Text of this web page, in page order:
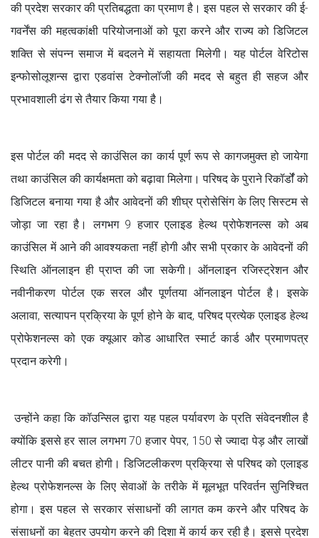
की प्रदेश सरकार की प्रतिबद्धता का प्रमाण है। इस पहल से सरकार की ई-
गवर्नेंस की महत्वकांक्षी परियोजनाओं को पूरा करने और राज्य को डिजिटल
शक्ति से संपन्न समाज में बदलने में सहायता मिलेगी। यह पोर्टल वेरिटोस
इन्फोसोलूशन्स द्वारा एडवांस टेक्नोलॉजी की मदद से बहुत ही सहज और
प्रभावशाली ढंग से तैयार किया गया है।
इस पोर्टल की मदद से काउंसिल का कार्य पूर्ण रूप से कागजमुक्त हो जायेगा
तथा काउंसिल की कार्यक्षमता को बढ़ावा मिलेगा। परिषद के पुराने रिकॉर्डोंं को
डिजिटल बनाया गया है और आवेदनों की शीघ्र प्रोसेसिंग के लिए सिस्टम से
जोड़ा जा रहा है। लगभग 9 हजार एलाइड हेल्थ प्रोफेशनल्स को अब
काउंसिल में आने की आवश्यकता नहीं होगी और सभी प्रकार के आवेदनों की
स्थिति ऑनलाइन ही प्राप्त की जा सकेगी। ऑनलाइन रजिस्ट्रेशन और
नवीनीकरण पोर्टल एक सरल और पूर्णतया ऑनलाइन पोर्टल है। इसके
अलावा, सत्यापन प्रक्रिया के पूर्ण होने के बाद, परिषद प्रत्येक एलाइड हेल्थ
प्रोफेशनल्स को एक क्यूआर कोड आधारित स्मार्ट कार्ड और प्रमाणपत्र
प्रदान करेगी।
उन्होंने कहा कि कॉउन्सिल द्वारा यह पहल पर्यावरण के प्रति संवेदनशील है
क्योंकि इससे हर साल लगभग 70 हजार पेपर, 150 से ज्यादा पेड़ और लाखों
लीटर पानी की बचत होगी। डिजिटलीकरण प्रक्रिया से परिषद को एलाइड
हेल्थ प्रोफेशनल्स के लिए सेवाओं के तरीके में मूलभूत परिवर्तन सुनिश्चित
होगा। इस पहल से सरकार संसाधनों की लागत कम करने और परिषद के
संसाधनों का बेहतर उपयोग करने की दिशा में कार्य कर रही है। इससे प्रदेश